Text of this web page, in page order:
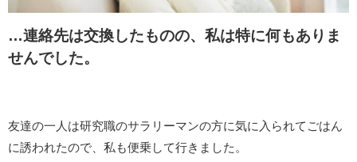
…連絡先は交換したものの、私は特に何もありま
せんでした。
友達の一人は研究職のサラリーマンの方に気に入られてごはん
に誘われたので、私も便乗して行きました。